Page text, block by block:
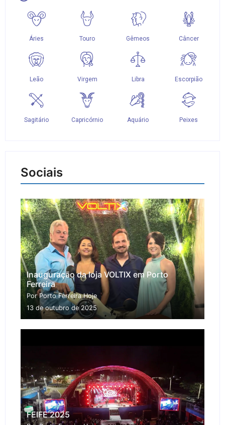
Sociais
Inauguração da loja VOLTIX em Porto
Ferreira
Por Porto Ferreira Hoje
13 de outubro de 2025
FEIFE 2025